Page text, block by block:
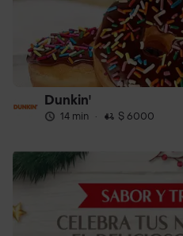
Dunkin'
14 min · $ 6000